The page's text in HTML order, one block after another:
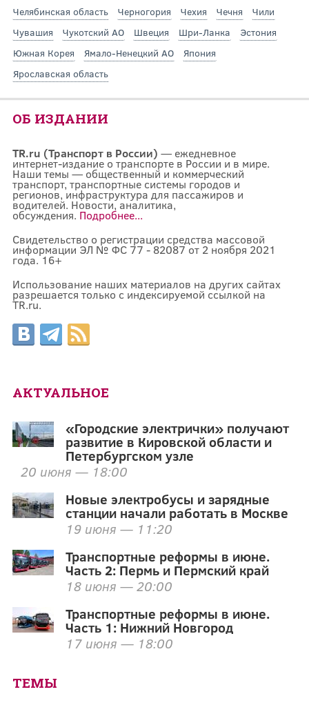
Челябинская область
Черногория Чехия Чечня
Чили
Чувашия
Чукотский АО Швеция Шри-Ланка
Эстония
Южная Корея
Ямало-Ненецкий АО
Япония
Ярославская область
ОБ ИЗДАНИИ
TR.ru (Транспорт в России) — ежедневное
интернет-издание о транспорте в России и в мире.
Наши темы — общественный и коммерческий
транспорт, транспортные системы городов и
регионов, инфраструктура для пассажиров и
водителей. Новости, аналитика,
обсуждения. Подробнее...
Свидетельство о регистрации средства массовой
информации ЭЛ № ФС 77 - 82087 от 2 ноября 2021
года. 16+
Использование наших материалов на других сайтах
разрешается только с индексируемой ссылкой на
TR.ru.
АКТУАЛЬНОЕ
«Городские электрички» получают
развитие в Кировской области и
Петербургском узле
20 июня — 18:00
Новые электробусы и зарядные
станции начали работать в Москве
19 июня — 11:20
Транспортные реформы в июне.
Часть 2: Пермь и Пермский край
18 июня — 20:00
Транспортные реформы в июне.
Часть 1: Нижний Новгород
17 июня — 18:00
ТЕМЫ